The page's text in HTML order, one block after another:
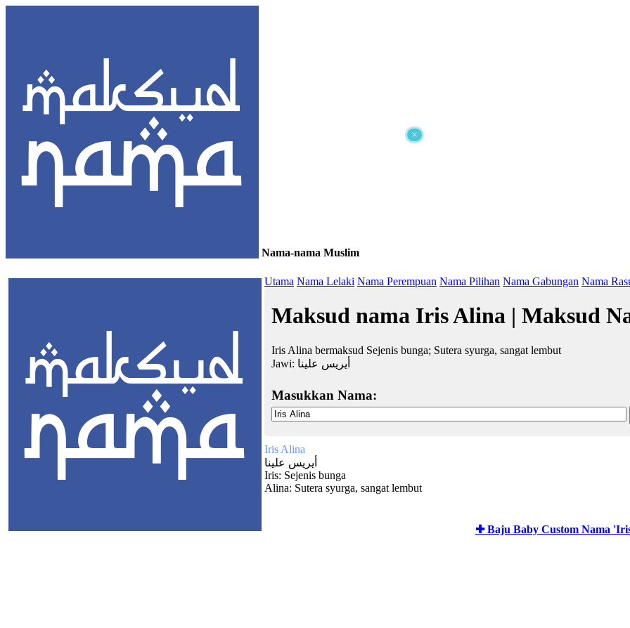
×
Nama-nama Muslim
Utama Nama Lelaki Nama Perempuan Nama Pilihan Nama Gabungan Nama
Maksud nama Iris Alina | Maksud
Iris Alina bermaksud Sejenis bunga; Sutera syurga, sangat lembut
Jawi: أيريس علينا
Masukkan Nama:
Iris Alina
أيريس علينا
Iris: Sejenis bunga
Alina: Sutera syurga, sangat lembut
✚ Baju Baby Custom Nama